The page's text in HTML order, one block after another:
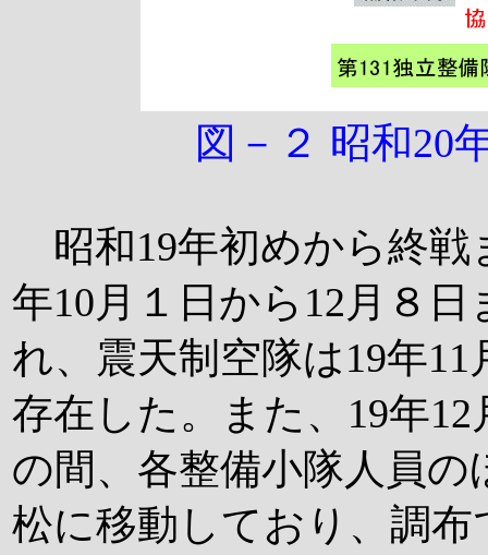
図－２ 昭和20
昭和19年初めから終戦
年10月１日から12月８
れ、震天制空隊は19年
存在した。また、19年
の間、各整備小隊人員
松に移動しており、調